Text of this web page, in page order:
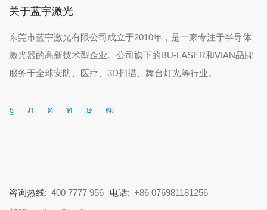
关于蓝宇激光
东莞市蓝宇激光有限公司成立于2010年，是一家专注于半导体
激光器的高新技术型企业。公司旗下的BU-LASER和VIAN品牌
服务于全球安防、医疗、3D扫描、舞台灯光等行业。
咨询热线: 400 7777 956 电话: +86 076981181256